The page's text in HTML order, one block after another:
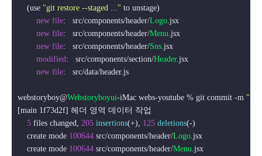
    (use
"git restore --staged ..." to unstage)
new file:   src/components/header/Logo jsx
new file:   src/components/header/Menu jsx
new file:   src/components/header/Sns jsx
modified:   src/components/section/Header. jsx
new file:   src/data/header. js
webstoryboy@Webstoryboyui-iMac webs-youtube % git commit -m "헤
[main 1f73d2f] 헤더 영역 데이터 작업
5 files changed, 205 insertions(+), 125 deletions(-)
    create mode
100644 src/components/header/Logo jsx
    create mode
100644 src/components/header/Menu jsx